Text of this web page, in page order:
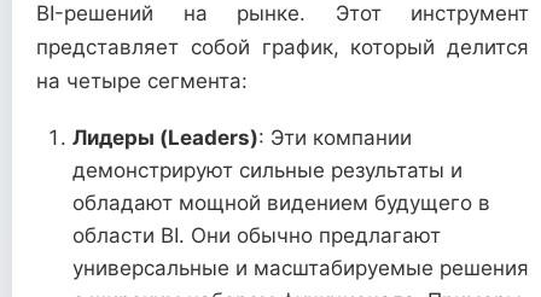
BI-решений на рынке. Этот инструмент
представляет собой график, который делится
на четыре сегмента:
Лидеры (Leaders): Эти компании
демонстрируют сильные результаты и
обладают мощной видением будущего в
области BI. Они обычно предлагают
универсальные и масштабируемые решения